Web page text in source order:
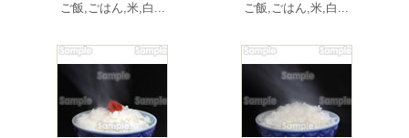
ご飯,ごはん,米,白... ご飯,ごはん,米,白...